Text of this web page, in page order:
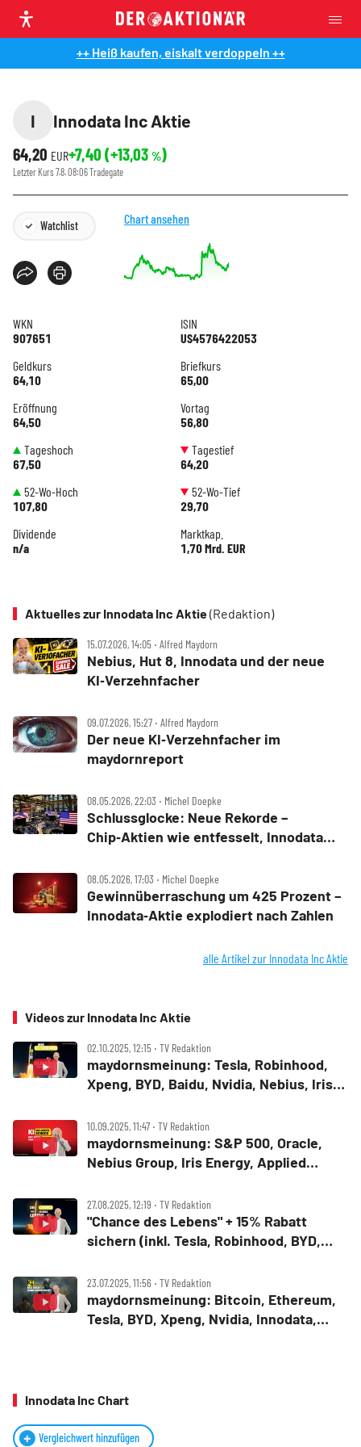
++ Heiß kaufen, eiskalt verdoppeln ++
I
Innodata Inc Aktie
64,20 EUR+7,40 (+13,03 %)
Letzter Kurs7.8. 08:06Tradegate
Watchlist Chart ansehen
WKN
907651
ISIN
US4576422053
Geldkurs
64,10
Briefkurs
65,00
Eröffnung
64,50
Vortag
56,80
Tageshoch
67,50
Tagestief
64,20
52-Wo-Hoch
107,80
52-Wo-Tief
29,70
Dividende
n/a
Marktkap.
1,70 Mrd. EUR
Aktuelles zur Innodata Inc Aktie(Redaktion)
15.07.2026, 14:05 ‧ Alfred Maydorn
Nebius, Hut 8, Innodata und der neue
KI‑Verzehnfacher
09.07.2026, 15:27 ‧ Alfred Maydorn
Der neue KI‑Verzehnfacher im
maydornreport
08.05.2026, 22:03 ‧ Michel Doepke
Schlussglocke: Neue Rekorde –
Chip‑Aktien wie entfesselt, Innodata
08.05.2026, 17:03 ‧ Michel Doepke
Gewinnüberraschung um 425 Prozent –
Innodata‑Aktie explodiert nach Zahlen
alle Artikel zur Innodata Inc Aktie
Videos zur Innodata Inc Aktie
02.10.2025, 12:15 ‧ TV Redaktion
maydornsmeinung: Tesla, Robinhood,
Xpeng, BYD, Baidu, Nvidia, Nebius, Iris
10.09.2025, 11:47 ‧ TV Redaktion
maydornsmeinung: S&P 500, Oracle,
Nebius Group, Iris Energy, Applied
Baidu, Apple, Robinhood, Nutanix
27.08.2025, 12:19 ‧ TV Redaktion
"Chance des Lebens" + 15% Rabatt
sichern (inkl. Tesla, Robinhood, BYD,
Co.
23.07.2025, 11:56 ‧ TV Redaktion
maydornsmeinung: Bitcoin, Ethereum,
Tesla, BYD, Xpeng, Nvidia, Innodata,
Innodata Inc Chart
Vergleichwert hinzufügen